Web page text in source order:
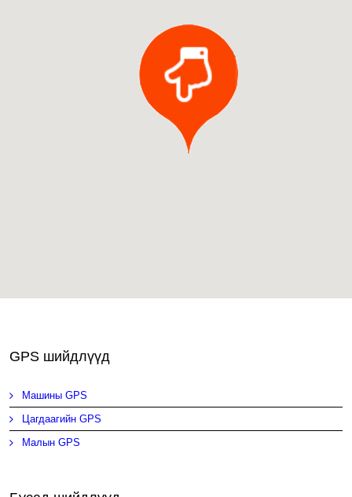
GPS шийдлүүд
Машины GPS
Цагдаагийн GPS
Малын GPS